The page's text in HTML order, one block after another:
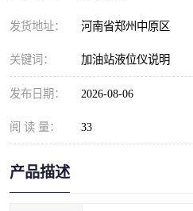
发货地址： 河南省郑州中原区
关键词： 加油站液位仪说明
发布日期： 2026-08-06
阅 读 量： 33
产品描述